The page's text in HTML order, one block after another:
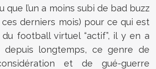
que l’un a moins subi de bad buzz
derniers mois) pour ce qui est
football virtuel “actif”, il y en a
longtemps, ce genre de
et de gué-guerre